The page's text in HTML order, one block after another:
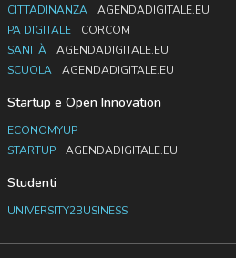
CITTADINANZA
AGENDADIGITALE.EU
PA DIGITALE
CORCOM
SANITÀ
AGENDADIGITALE.EU
SCUOLA
AGENDADIGITALE.EU
Startup e Open Innovation
ECONOMYUP
STARTUP
AGENDADIGITALE.EU
Studenti
UNIVERSITY2BUSINESS